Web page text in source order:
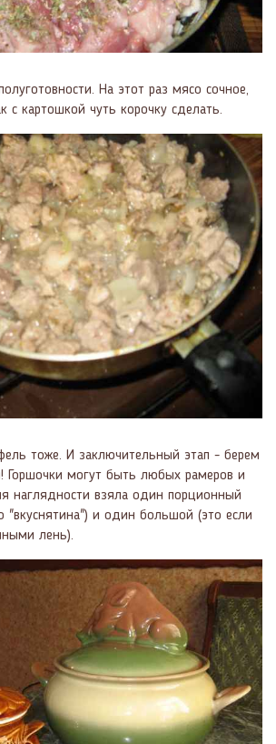
На этот раз мясо сочное,
с картошкой чуть корочку сделать.
тоже. И заключительный этап - берем
Горшочки могут быть любых рамеров и
наглядности взяла один порционный
"вкуснятина") и один большой (это если
лень).